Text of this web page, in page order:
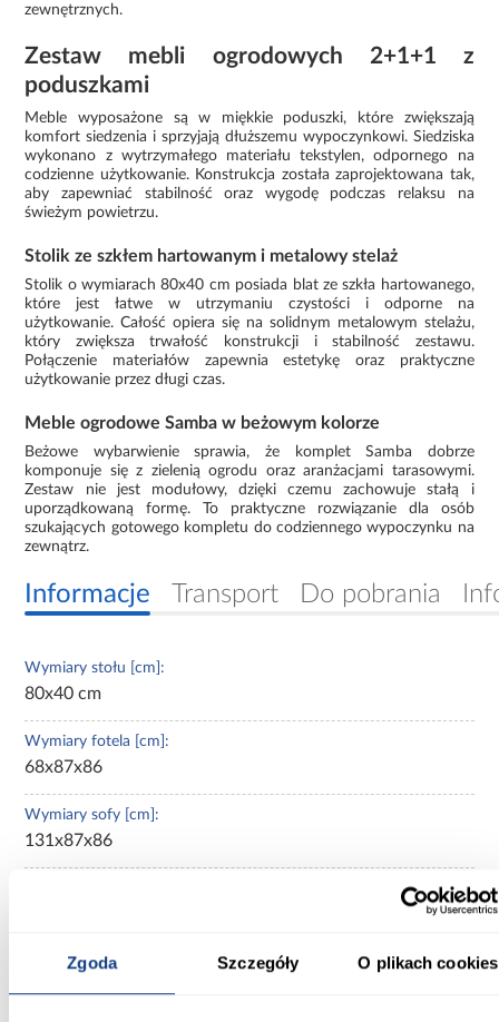
Zgoda Szczegóły O plikach cookies
zewnętrznych.
Zestaw mebli ogrodowych 2+1+1 z
poduszkami
Meble wyposażone są w miękkie poduszki, które zwiększają
komfort siedzenia i sprzyjają dłuższemu wypoczynkowi. Siedziska
wykonano z wytrzymałego materiału tekstylen, odpornego na
codzienne użytkowanie. Konstrukcja została zaprojektowana tak,
aby zapewniać stabilność oraz wygodę podczas relaksu na
świeżym powietrzu.
Stolik ze szkłem hartowanym i metalowy stelaż
Stolik o wymiarach 80x40 cm posiada blat ze szkła hartowanego,
które jest łatwe w utrzymaniu czystości i odporne na
użytkowanie. Całość opiera się na solidnym metalowym stelażu,
który zwiększa trwałość konstrukcji i stabilność zestawu.
Połączenie materiałów zapewnia estetykę oraz praktyczne
użytkowanie przez długi czas.
Meble ogrodowe Samba w beżowym kolorze
Beżowe wybarwienie sprawia, że komplet Samba dobrze
komponuje się z zielenią ogrodu oraz aranżacjami tarasowymi.
Zestaw nie jest modułowy, dzięki czemu zachowuje stałą i
uporządkowaną formę. To praktyczne rozwiązanie dla osób
szukających gotowego kompletu do codziennego wypoczynku na
zewnątrz.
Informacje Transport Do pobrania
Wymiary stołu [cm]:
80x40 cm
Wymiary fotela [cm]:
68x87x86
Wymiary sofy [cm]:
131x87x86
Materiał blatu: